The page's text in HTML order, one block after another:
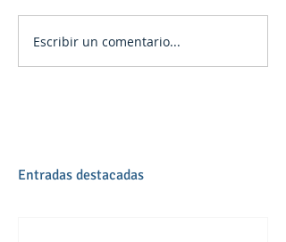
Escribir un comentario...
Entradas destacadas